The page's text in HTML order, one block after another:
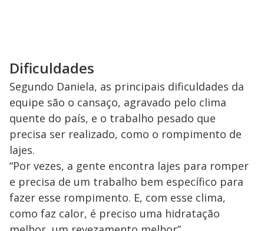
Dificuldades
Segundo Daniela, as principais dificuldades da
equipe são o cansaço, agravado pelo clima
quente do país, e o trabalho pesado que
precisa ser realizado, como o rompimento de
lajes.
“Por vezes, a gente encontra lajes para romper
e precisa de um trabalho bem específico para
fazer esse rompimento. E, com esse clima,
como faz calor, é preciso uma hidratação